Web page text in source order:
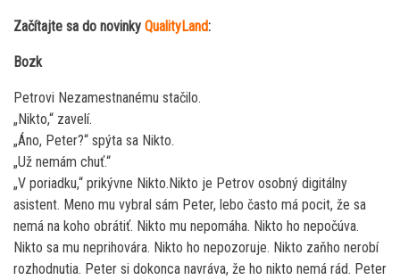
Začítajte sa do novinky QualityLand:
Bozk
Petrovi Nezamestnanému stačilo.
„Nikto,“ zavelí.
„Áno, Peter?“ spýta sa Nikto.
„Už nemám chuť.“
„V poriadku,“ prikývne Nikto.Nikto je Petrov osobný digitálny
asistent. Meno mu vybral sám Peter, lebo často má pocit, že sa
nemá na koho obrátiť. Nikto mu nepomáha. Nikto ho nepočúva.
Nikto sa mu neprihovára. Nikto ho nepozoruje. Nikto zaňho nerobí
rozhodnutia. Peter si dokonca navráva, že ho nikto nemá rád. Peter